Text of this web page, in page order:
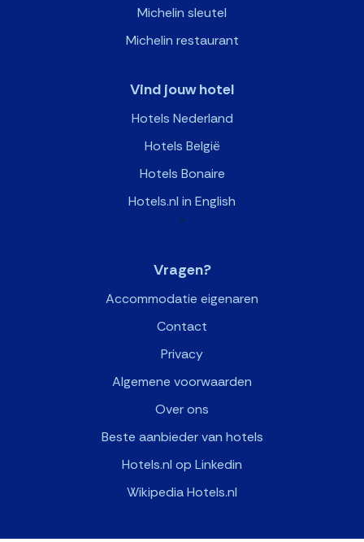
Michelin sleutel
Michelin restaurant
Vind jouw hotel
Hotels Nederland
Hotels België
Hotels Bonaire
Hotels.nl in English
>
Vragen?
Accommodatie eigenaren
Contact
Privacy
Algemene voorwaarden
Over ons
Beste aanbieder van hotels
Hotels.nl op Linkedin
Wikipedia Hotels.nl